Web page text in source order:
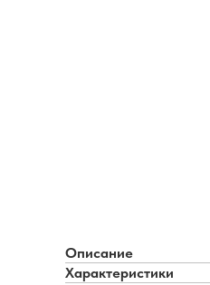
Описание
Характеристики